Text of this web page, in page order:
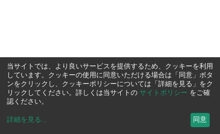
当サイトでは、より良いサービスを提供するため、クッキーを利用
しています。クッキーの使用に同意いただける場合は「同意」ボタ
ンをクリックし、クッキーポリシーについては「詳細を見る」をク
リックしてください。詳しくは当サイトの サイトポリシー をご確
認ください。
詳細を見る ... 同意